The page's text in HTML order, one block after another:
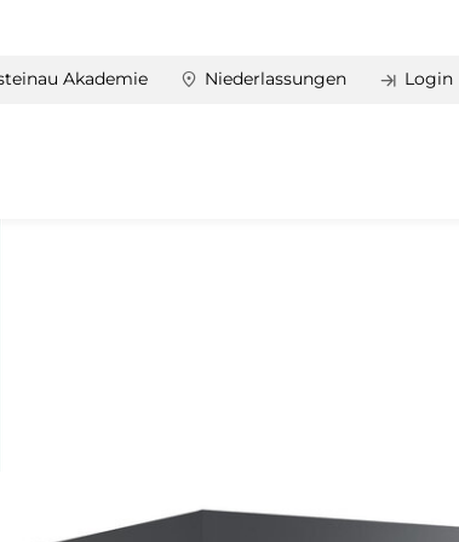
Akademie Niederlassungen Login